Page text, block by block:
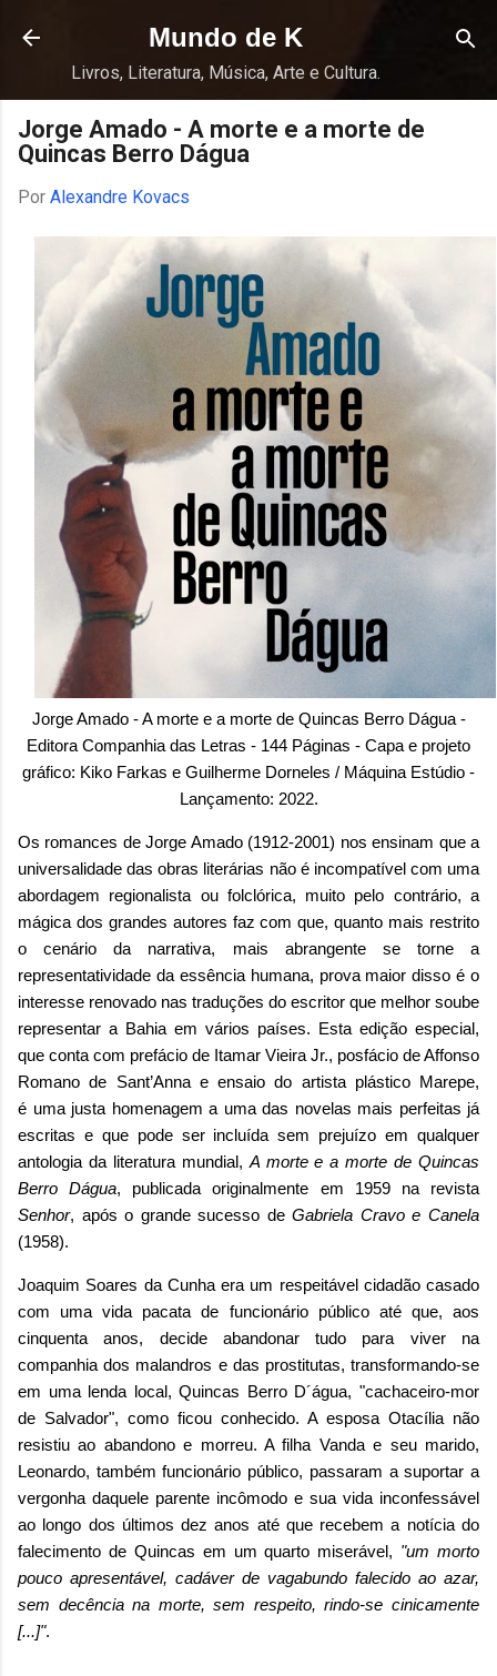
Pular para o conteúdo principal
Mundo de K
Livros, Literatura, Música, Arte e Cultura.
Jorge Amado - A morte e a morte de
Quincas Berro Dágua
Por Alexandre Kovacs
Jorge Amado - A morte e a morte de Quincas Berro Dágua -
Editora Companhia das Letras - 144 Páginas - Capa e projeto
gráfico: Kiko Farkas e Guilherme Dorneles / Máquina Estúdio -
Lançamento: 2022.
Os romances de Jorge Amado (1912-2001) nos ensinam que a
universalidade das obras literárias não é incompatível com uma
abordagem regionalista ou folclórica, muito pelo contrário, a
mágica dos grandes autores faz com que, quanto mais restrito
o cenário da narrativa, mais abrangente se torne a
representatividade da essência humana, prova maior disso é o
interesse renovado nas traduções do escritor que melhor soube
representar a Bahia em vários países. Esta edição especial,
que conta com prefácio de Itamar Vieira Jr., posfácio de Affonso
Romano de Sant’Anna e ensaio do artista plástico Marepe,
é uma justa homenagem a uma das novelas mais perfeitas já
escritas e que pode ser incluída sem prejuízo em qualquer
antologia da literatura mundial, A morte e a morte de Quincas
Berro Dágua, publicada originalmente em 1959 na revista
Senhor, após o grande sucesso deGabriela Cravo e Canela
(1958).
Joaquim Soares da Cunha era um respeitável cidadão casado
com uma vida pacata de funcionário público até que, aos
cinquenta anos, decide abandonar tudo para viver na
companhia dos malandros e das prostitutas, transformando-se
em uma lenda local, Quincas Berro D´água, "cachaceiro-mor
de Salvador", como ficou conhecido. A esposa Otacília não
resistiu ao abandono e morreu. A filha Vanda e seu marido,
Leonardo, também funcionário público, passaram a suportar a
vergonha daquele parente incômodo e sua vida inconfessável
ao longo dos últimos dez anos até que recebem a notícia do
falecimento de Quincas em um quarto miserável, "um morto
pouco apresentável, cadáver de vagabundo falecido ao azar,
sem decência na morte, sem respeito, rindo-se cinicamente
[...]".